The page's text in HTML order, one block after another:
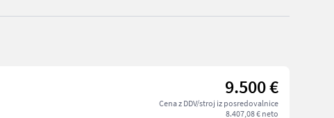
9.500 €
Cena z DDV/stroj iz posredovalnice
8.407,08 € neto